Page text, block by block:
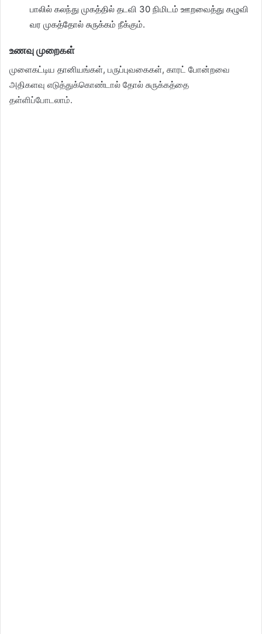
பாலில் கலந்து முகத்தில் தடவி 30 நிமிடம் ஊறவைத்து கழுவி
வர முகத்தோல் சுருக்கம் நீக்கும்.
உணவு முறைகள்
முளைகட்டிய தானியங்கள், பருப்புவகைகள், காரட் போன்றவை
அதிகளவு எடுத்துக்கொண்டால் தோல் சுருக்கத்தை
தள்ளிப்போடலாம்.